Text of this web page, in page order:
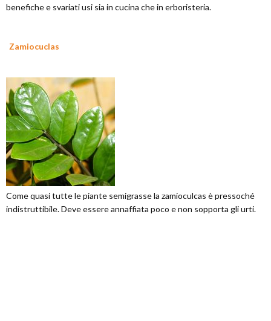
benefiche e svariati usi sia in cucina che in erboristeria.
Zamiocuclas
Come quasi tutte le piante semigrasse la zamioculcas è pressoché
indistruttibile. Deve essere annaffiata poco e non sopporta gli urti.